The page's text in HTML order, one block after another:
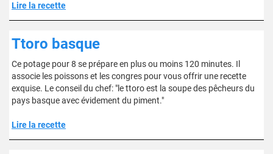
Lire la recette
Ttoro basque
Ce potage pour 8 se prépare en plus ou moins 120 minutes. Il
associe les poissons et les congres pour vous offrir une recette
exquise. Le conseil du chef: "le ttoro est la soupe des pêcheurs du
pays basque avec évidement du piment."
Lire la recette